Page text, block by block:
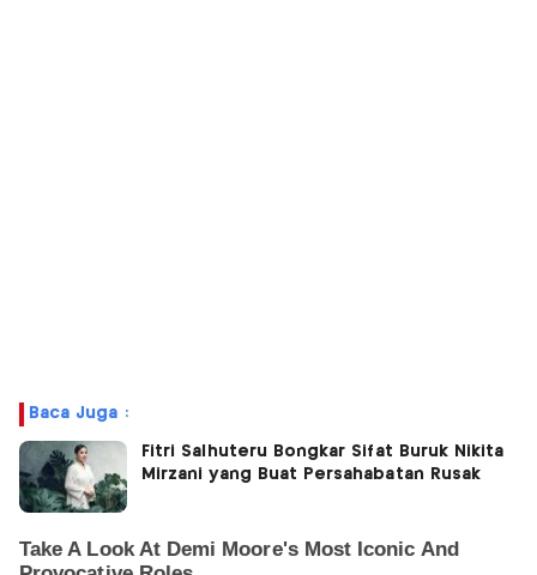
Baca Juga :
Fitri Salhuteru Bongkar Sifat Buruk Nikita
Mirzani yang Buat Persahabatan Rusak